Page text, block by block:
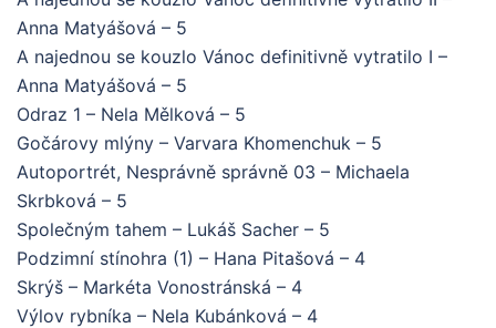
Anna Matyášová – 5
A najednou se kouzlo Vánoc definitivně vytratilo I –
Anna Matyášová – 5
Odraz 1 – Nela Mělková – 5
Gočárovy mlýny – Varvara Khomenchuk – 5
Autoportrét, Nesprávně správně 03 – Michaela
Skrbková – 5
Společným tahem – Lukáš Sacher – 5
Podzimní stínohra (1) – Hana Pitašová – 4
Skrýš – Markéta Vonostránská – 4
Výlov rybníka – Nela Kubánková – 4